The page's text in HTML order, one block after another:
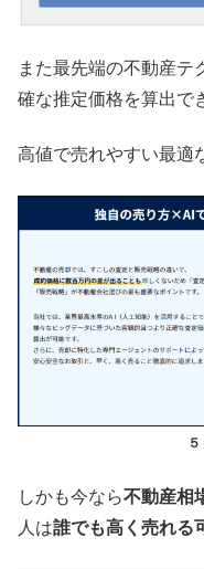
また最先端の不動産テ
確な推定価格を算出で
高値で売れやすい最適
しかも今なら不動産相
人は誰でも高く売れる